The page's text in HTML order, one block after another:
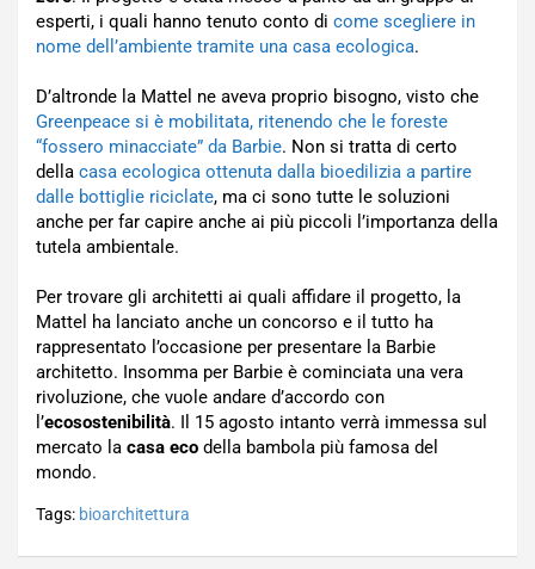
esperti, i quali hanno tenuto conto di come scegliere in
nome dell’ambiente tramite una casa ecologica.
D’altronde la Mattel ne aveva proprio bisogno, visto che
Greenpeace si è mobilitata, ritenendo che le foreste
“fossero minacciate” da Barbie. Non si tratta di certo
della casa ecologica ottenuta dalla bioedilizia a partire
dalle bottiglie riciclate, ma ci sono tutte le soluzioni
anche per far capire anche ai più piccoli l’importanza della
tutela ambientale.
Per trovare gli architetti ai quali affidare il progetto, la
Mattel ha lanciato anche un concorso e il tutto ha
rappresentato l’occasione per presentare la Barbie
architetto. Insomma per Barbie è cominciata una vera
rivoluzione, che vuole andare d’accordo con
l’ecosostenibilità. Il 15 agosto intanto verrà immessa sul
mercato la casa eco della bambola più famosa del
mondo.
Tags: bioarchitettura